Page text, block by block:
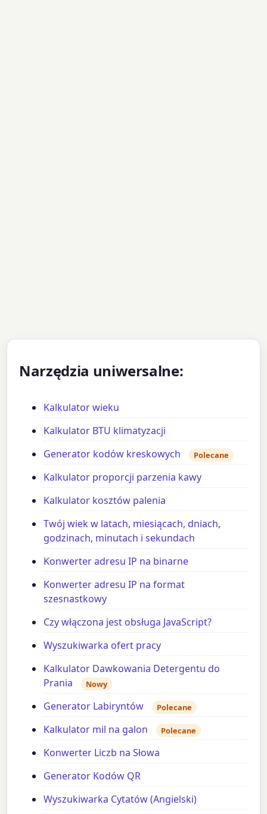
Narzędzia uniwersalne:
Kalkulator wieku
Kalkulator BTU klimatyzacji
Generator kodów kreskowych
Polecane
Kalkulator proporcji parzenia kawy
Kalkulator kosztów palenia
Twój wiek w latach, miesiącach, dniach,
godzinach, minutach i sekundach
Konwerter adresu IP na binarne
Konwerter adresu IP na format
szesnastkowy
Czy włączona jest obsługa JavaScript?
Wyszukiwarka ofert pracy
Kalkulator Dawkowania Detergentu do
Prania
Nowy
Generator Labiryntów Polecane
Kalkulator mil na galon Polecane
Konwerter Liczb na Słowa
Generator Kodów QR
Wyszukiwarka Cytatów (Angielski)